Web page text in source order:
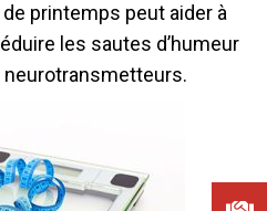
printemps peut aider à
les sautes d’humeur